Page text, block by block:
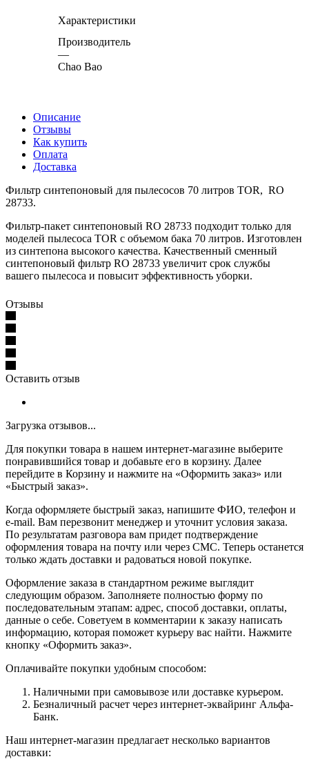
Характеристики
Производитель
—
Chao Bao
Описание
Отзывы
Как купить
Оплата
Доставка
Фильтр синтепоновый для пылесосов 70 литров TOR, RO
28733.
Фильтр-пакет синтепоновый RO 28733 подходит только для
моделей пылесоса TOR с объемом бака 70 литров. Изготовлен
из синтепона высокого качества. Качественный сменный
синтепоновый фильтр RO 28733 увеличит срок службы
вашего пылесоса и повысит эффективность уборки.
Отзывы
Оставить отзыв
Загрузка отзывов...
Для покупки товара в нашем интернет-магазине выберите
понравившийся товар и добавьте его в корзину. Далее
перейдите в Корзину и нажмите на «Оформить заказ» или
«Быстрый заказ».
Когда оформляете быстрый заказ, напишите ФИО, телефон и
e-mail. Вам перезвонит менеджер и уточнит условия заказа.
По результатам разговора вам придет подтверждение
оформления товара на почту или через СМС. Теперь останется
только ждать доставки и радоваться новой покупке.
Оформление заказа в стандартном режиме выглядит
следующим образом. Заполняете полностью форму по
последовательным этапам: адрес, способ доставки, оплаты,
данные о себе. Советуем в комментарии к заказу написать
информацию, которая поможет курьеру вас найти. Нажмите
кнопку «Оформить заказ».
Оплачивайте покупки удобным способом:
Наличными при самовывозе или доставке курьером.
Безналичный расчет через интернет-эквайринг Альфа-
Банк.
Наш интернет-магазин предлагает несколько вариантов
доставки: